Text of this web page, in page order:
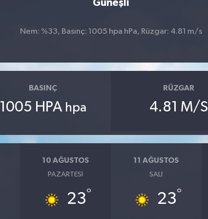
Güneşli
Nem: %33, Basınç: 1005 hpa hPa, Rüzgar: 4.81 m/s
BASINÇ
1005 HPA hpa
RÜZGAR
4.81 M/S
10 AĞUSTOS
PAZARTESI
23°
11 AĞUSTOS
SALI
23°